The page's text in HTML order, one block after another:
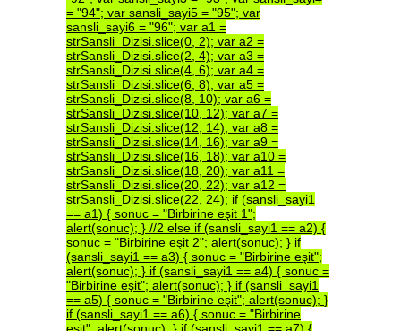
= "94"; var sansli_sayi5 = "95"; var
sansli_sayi6 = "96"; var a1 =
strSansli_Dizisi.slice(0, 2); var a2 =
strSansli_Dizisi.slice(2, 4); var a3 =
strSansli_Dizisi.slice(4, 6); var a4 =
strSansli_Dizisi.slice(6, 8); var a5 =
strSansli_Dizisi.slice(8, 10); var a6 =
strSansli_Dizisi.slice(10, 12); var a7 =
strSansli_Dizisi.slice(12, 14); var a8 =
strSansli_Dizisi.slice(14, 16); var a9 =
strSansli_Dizisi.slice(16, 18); var a10 =
strSansli_Dizisi.slice(18, 20); var a11 =
strSansli_Dizisi.slice(20, 22); var a12 =
strSansli_Dizisi.slice(22, 24); if (sansli_sayi1
== a1) { sonuc = "Birbirine eşit 1";
alert(sonuc); } //2 else if (sansli_sayi1 == a2) {
sonuc = "Birbirine eşit 2"; alert(sonuc); } if
(sansli_sayi1 == a3) { sonuc = "Birbirine eşit";
alert(sonuc); } if (sansli_sayi1 == a4) { sonuc =
"Birbirine eşit"; alert(sonuc); } if (sansli_sayi1
== a5) { sonuc = "Birbirine eşit"; alert(sonuc); }
if (sansli_sayi1 == a6) { sonuc = "Birbirine